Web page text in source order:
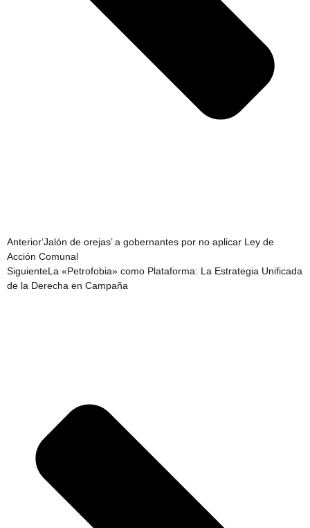
Anterior‘Jalón de orejas’ a gobernantes por no aplicar Ley de
Acción Comunal
SiguienteLa «Petrofobia» como Plataforma: La Estrategia Unificada
de la Derecha en Campaña